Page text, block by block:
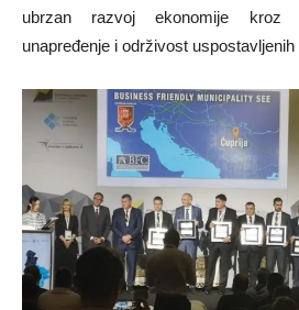
ubrzan razvoj ekonomije kroz
unapređenje i održivost uspostavljenih